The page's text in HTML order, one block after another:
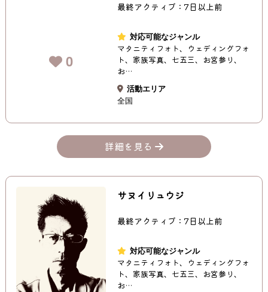
0
最終アクティブ：7日以上前
対応可能なジャンル
マタニティフォト、ウェディングフォ
ト、家族写真、七五三、お宮参り、
お…
活動エリア
全国
詳細を見る
サヌイリュウジ
最終アクティブ：7日以上前
対応可能なジャンル
マタニティフォト、ウェディングフォ
ト、家族写真、七五三、お宮参り、
お…